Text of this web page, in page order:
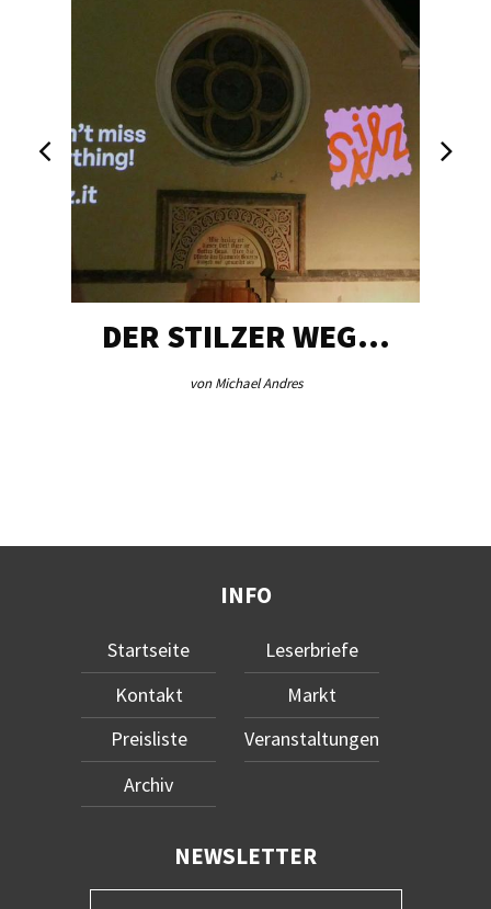
DER STILZER WEG…
von Michael Andres
INFO
Startseite
Kontakt
Preisliste
Archiv
Leserbriefe
Markt
Veranstaltungen
NEWSLETTER